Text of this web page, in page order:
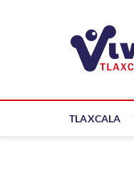
TLAXCALA